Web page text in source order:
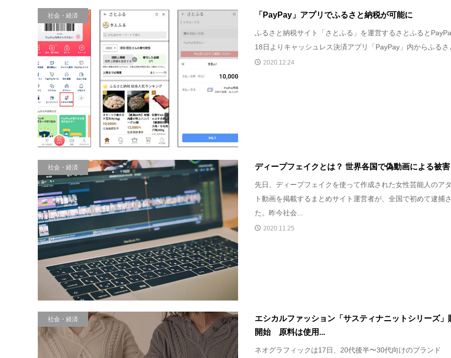
社会・経済 「PayPay」アプリでふるさと納税が可能に
ふるさと納税サイト「さとふる」を運営するさとふると
18日よりキャッシュレス決済アプリ「PayPay」内からふるさ
2020.12.24
社会・経済 ディープフェイクとは？ 世界各国で偽動画による被害
先日、ディープフェイクを使って作成された女性芸能人のア
ト動画を掲載するまとめサイト運営者が、全国で初めて逮捕
た。昨今社会...
2020.11.25
社会・経済
エシカルファッション「サスティナニットシリーズ」
開始 原料は使用...
ネオグラフィックは17日、20代後半〜30代向けのブランド